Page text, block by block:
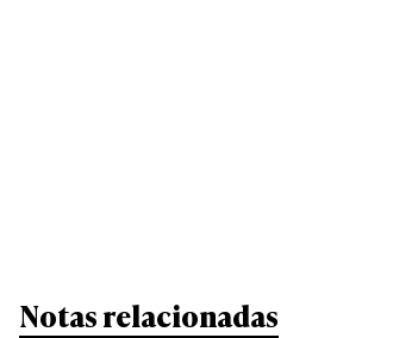
Notas relacionadas